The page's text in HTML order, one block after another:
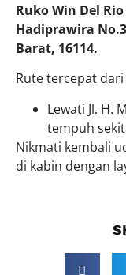
Ruko Win Del
Hadiprawira
Barat, 16114.
Rute tercepat dari
Lewati Jl. H.
tempuh
Nikmati kembali
di kabin dengan